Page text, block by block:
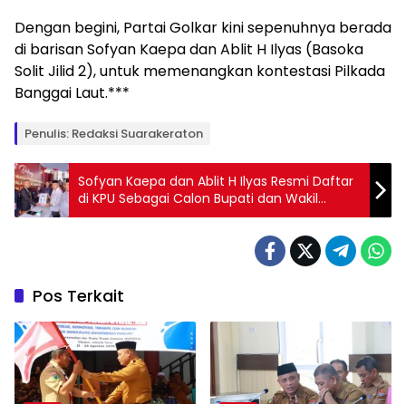
Dengan begini, Partai Golkar kini sepenuhnya berada
di barisan Sofyan Kaepa dan Ablit H Ilyas (Basoka
Solit Jilid 2), untuk memenangkan kontestasi Pilkada
Banggai Laut.***
Penulis: Redaksi Suarakeraton
Sofyan Kaepa dan Ablit H Ilyas Resmi Daftar
di KPU Sebagai Calon Bupati dan Wakil
Bupati Banggai Laut
Pos Terkait